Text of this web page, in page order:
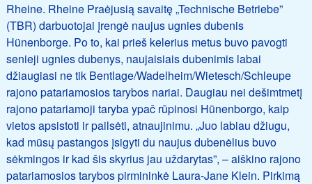
Rheine. Rheine Praėjusią savaitę „Technische Betriebe”
(TBR) darbuotojai įrengė naujus ugnies dubenis
Hünenborge. Po to, kai prieš kelerius metus buvo pavogti
senieji ugnies dubenys, naujaisiais dubenimis labai
džiaugiasi ne tik Bentlage/Wadelheim/Wietesch/Schleupe
rajono patariamosios tarybos nariai. Daugiau nei dešimtmetį
rajono patariamoji taryba ypač rūpinosi Hünenborgo, kaip
vietos apsistoti ir pailsėti, atnaujinimu. „Juo labiau džiugu,
kad mūsų pastangos įsigyti du naujus dubenėlius buvo
sėkmingos ir kad šis skyrius jau uždarytas”, – aiškino rajono
patariamosios tarybos pirmininkė Laura-Jane Klein. Pirkimą